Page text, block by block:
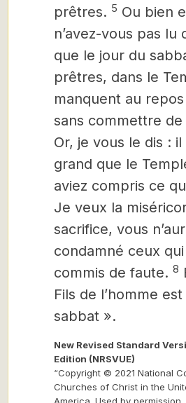
prêtres. 5 Ou bien
n’avez-vous pas lu
que le jour du
prêtres, dans le
manquent au
sans commettre de
Or, je vous le dis :
grand que le
aviez compris ce
Je veux la
sacrifice, vous
condamné ceux qui
commis de faute. 8
Fils de l’homme
sabbat ».
New Revised Standard
Edition (NRSVUE)
“Copyright © 2021 National
Churches of Christ in the